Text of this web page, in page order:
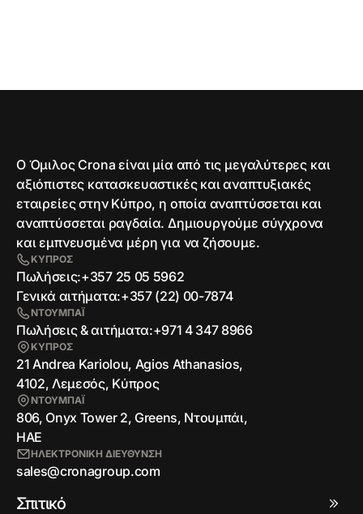
Ο Όμιλος Crona είναι μία από τις μεγαλύτερες και
αξιόπιστες κατασκευαστικές και αναπτυξιακές
εταιρείες στην Κύπρο, η οποία αναπτύσσεται και
αναπτύσσεται ραγδαία. Δημιουργούμε σύγχρονα
και εμπνευσμένα μέρη για να ζήσουμε.
ΚΥΠΡΟΣ
Πωλήσεις:+357 25 05 5962
Γενικά αιτήματα:+357 (22) 00-7874
ΝΤΟΥΜΠΑΪ
Πωλήσεις & αιτήματα:+971 4 347 8966
ΚΥΠΡΟΣ
21 Andrea Kariolou, Agios Athanasios,
4102, Λεμεσός, Κύπρος
ΝΤΟΥΜΠΑΪ
806, Onyx Tower 2, Greens, Ντουμπάι,
ΗΑΕ
ΗΛΕΚΤΡΟΝΙΚΗ ΔΙΕΥΘΥΝΣΗ
sales@cronagroup.com
Σπιτικό